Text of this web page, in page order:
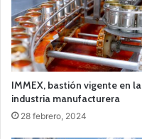
IMMEX, bastión vigente en la
industria manufacturera
28 febrero, 2024